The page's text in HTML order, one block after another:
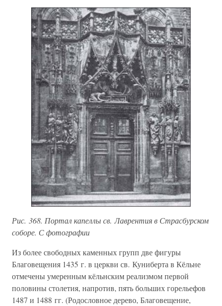
Рис. 368. Портал капеллы св. Лаврентия в Страсбурском
соборе. С фотографии
Из более свободных каменных групп две фигуры
Благовещения 1435 г. в церкви св. Куниберта в Кёльне
отмечены умеренным кёльнским реализмом первой
половины столетия, напротив, пять больших горельефов
1487 и 1488 гг. (Родословное дерево, Благовещение,